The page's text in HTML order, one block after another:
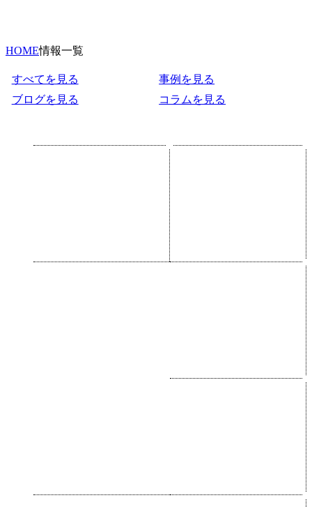
HOME情報一覧
すべてを見る
事例を見る
ブログを見る
コラムを見る